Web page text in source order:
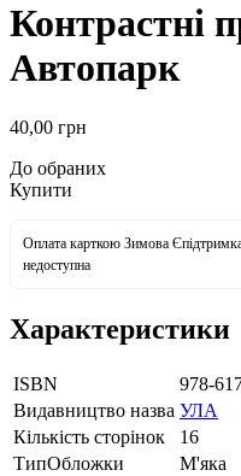
Контрастні
Автопарк
40,00 грн
До обраних
Купити
Оплата карткою Зимова
недоступна
Характеристики
ISBN
978-
Видавництво назва УЛА
Кількість сторінок
16
ТипОбложки
М'яка